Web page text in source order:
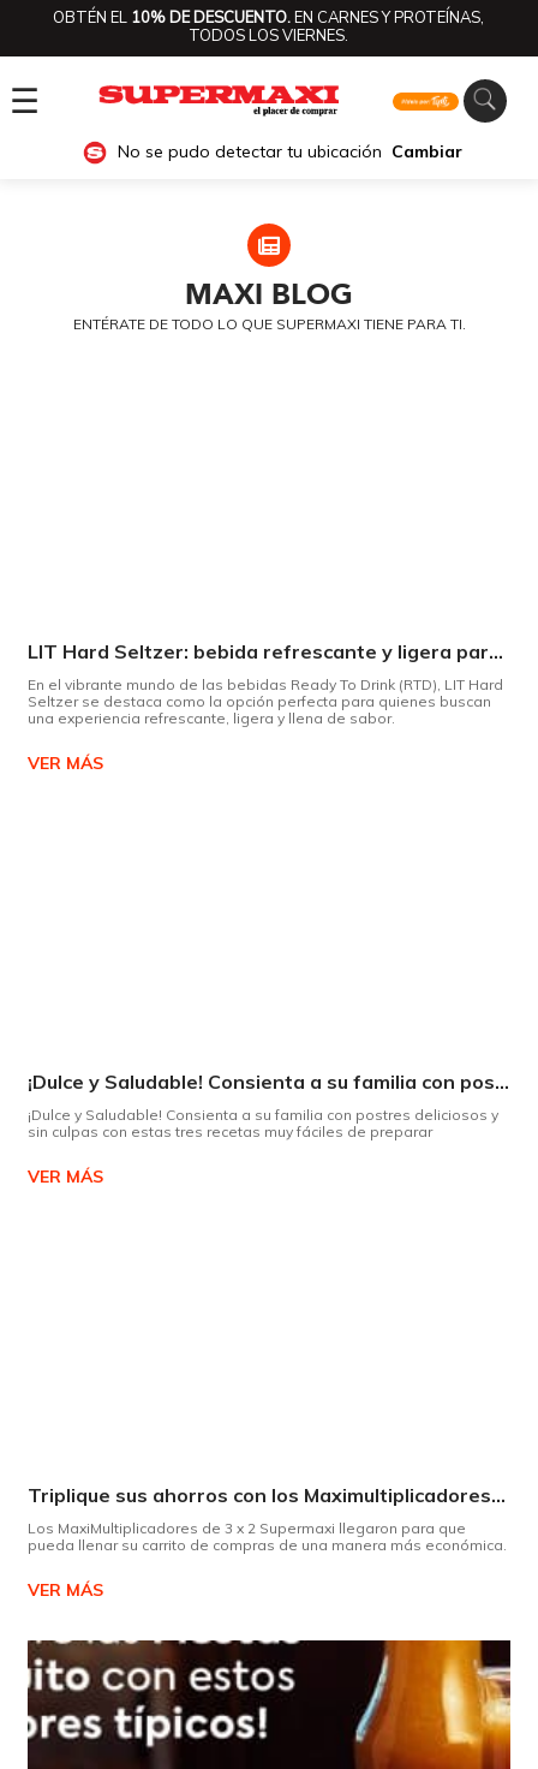
OBTÉN EL 10% DE DESCUENTO.EN CARNES Y PROTEÍNAS,
TODOS LOS VIERNES.
☰
No se pudo detectar tu ubicación Cambiar
MAXI BLOG
ENTÉRATE DE TODO LO QUE SUPERMAXI TIENE PARA TI.
LIT Hard Seltzer: bebida refrescante y ligera para disfrutar de este verano
En el vibrante mundo de las bebidas Ready To Drink (RTD), LIT Hard
Seltzer se destaca como la opción perfecta para quienes buscan
una experiencia refrescante, ligera y llena de sabor.
VER MÁS
¡Dulce y Saludable! Consienta a su familia con postres deliciosos y sin culpas
¡Dulce y Saludable! Consienta a su familia con postres deliciosos y
sin culpas con estas tres recetas muy fáciles de preparar
VER MÁS
Triplique sus ahorros con los Maximultiplicadores de Supermaxi
Los MaxiMultiplicadores de 3 x 2 Supermaxi llegaron para que
pueda llenar su carrito de compras de una manera más económica.
VER MÁS